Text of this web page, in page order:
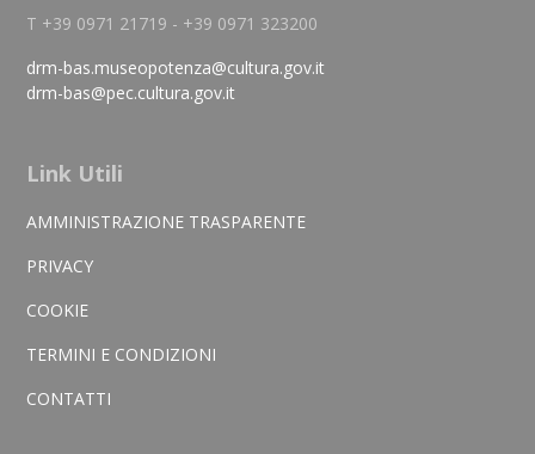
T +39 0971 21719 - +39 0971 323200
drm-bas.museopotenza@cultura.gov.it
drm-bas@pec.cultura.gov.it
Link Utili
AMMINISTRAZIONE TRASPARENTE
PRIVACY
COOKIE
TERMINI E CONDIZIONI
CONTATTI